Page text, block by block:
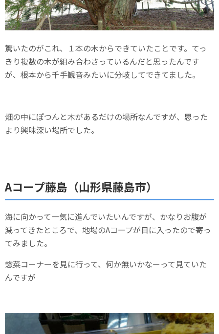
驚いたのがこれ、１本の木からできていたことです。てっ
きり複数の木が組み合わさっているんだと思ったんです
が、根本から千手観音みたいに分岐してできてました。
畑の中にぽつんと木があるだけの場所なんですが、思った
より興味深い場所でした。
Aコープ藤島（山形県藤島市）
海に向かって一気に進んでいたいんですが、かなりお腹が
減ってきたところで、地場のAコープが目に入ったので寄っ
てみました。
惣菜コーナーを見に行って、何か無いかなーって見ていた
んですが